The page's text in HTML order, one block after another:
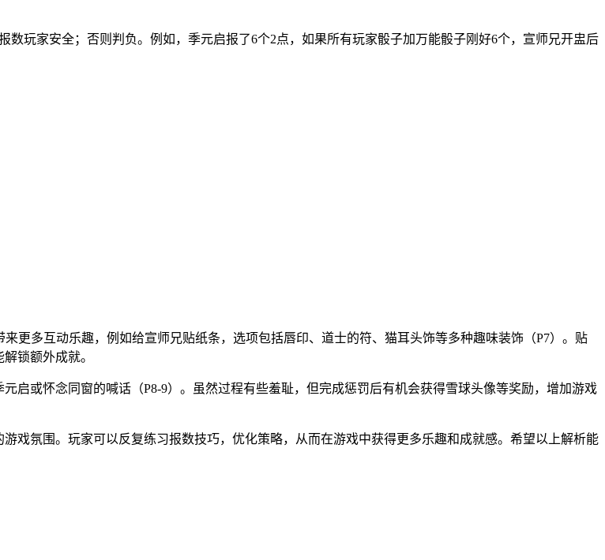
玩家安全；否则判负。例如，季元启报了6个2点，如果所有玩家骰子加万能骰子刚好6个，宣师兄开盅后
更多互动乐趣，例如给宣师兄贴纸条，选项包括唇印、道士的符、猫耳头饰等多种趣味装饰（P7）。贴
锁额外成就。
启或怀念同窗的喊话（P8-9）。虽然过程有些羞耻，但完成惩罚后有机会获得雪球头像等奖励，增加游戏
戏氛围。玩家可以反复练习报数技巧，优化策略，从而在游戏中获得更多乐趣和成就感。希望以上解析能